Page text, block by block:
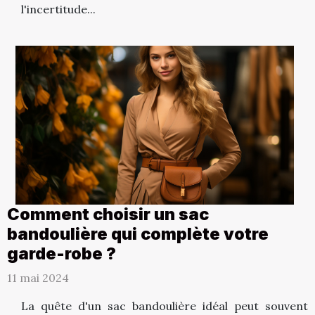
l'incertitude...
Comment choisir un sac
bandoulière qui complète votre
garde-robe ?
11 mai 2024
La quête d'un sac bandoulière idéal peut souvent